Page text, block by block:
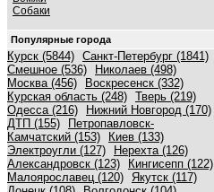
Собаки
Популярные города
Курск (5844) Санкт-Петербург (1841)
Смешное (536)
Николаев (498)
Москва (456)
Воскресенск (332)
Курская область (248) Тверь (219)
Одесса (216)
Нижний Новгород (170)
ДТП (155)
Петропавловск-
Камчатский (153)
Киев (133)
Электроугли (127)
Нерехта (126)
Александровск (123)
Кингисепп (122)
Малоярославец (120) Якутск (117)